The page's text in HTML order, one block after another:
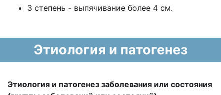
3 степень - выпячивание более 4 см.
Этиология и патогенез
Этиология и патогенез заболевания или состояния